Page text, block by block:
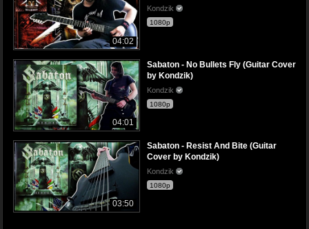
04:02
Kondzik
1080p
04:01
Sabaton - No Bullets Fly (Guitar Cover
by Kondzik)
Kondzik
1080p
03:50
Sabaton - Resist And Bite (Guitar
Cover by Kondzik)
Kondzik
1080p